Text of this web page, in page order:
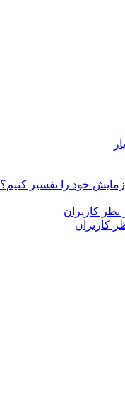
خود را تفسیر کنیم؟
کاربران